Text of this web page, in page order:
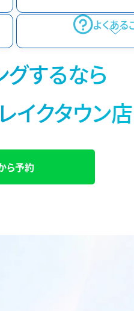
よくある
するなら
イクタウン店
ら予約